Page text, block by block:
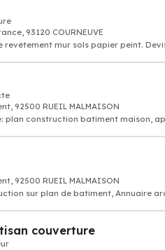
93120 COURNEUVE
revêtement mur sols papier peint.
92500 RUEIL MALMAISON
plan construction batiment maison,
92500 RUEIL MALMAISON
sur plan de batiment, Annuaire
couverture